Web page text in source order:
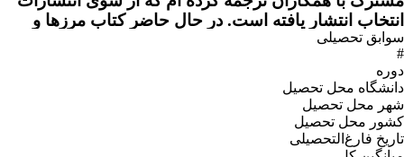
انتخاب انتشار یافته است. در حال حاضر کتاب مرزها و
سرحدات بین المللی را ترجمه کرده ام که از سوی
انتشارات سازمان جغرافیایی نیروهای مسلح در دست چاپ
است. موضوعات مختلف جغرافیای سیاسی خلیج فارس و
خاورمیانه از جمله بحث مرزها، سرزمین ها و اختلافات
مرزی، منابع انرژی، بحران ها و تنش های قومی و نژادی،
رقابت های منطقه ای و جهانی در این منطقه، ساختارهای
سوابق تحصیلی
#
دوره
دانشگاه محل تحصیل
شهر محل تحصیل
کشور محل تحصیل
تاریخ فارغ‌التحصیلى